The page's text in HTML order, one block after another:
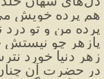
هم پرده خویش می‌درد
پرده من و تو درد
پازهر چو نیستش
زهر دنیا خورد
در حضرت آن